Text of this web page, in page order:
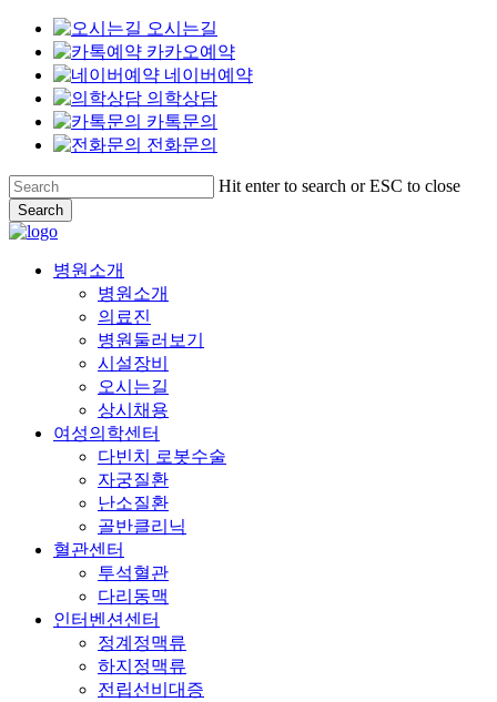
오시는길
카카오예약
네이버예약
의학상담
카톡문의
전화문의
Skip
to
main
content
Hit enter to search or ESC to close
Search
Close
Menu
병원소개
병원소개
의료진
병원둘러보기
시설장비
오시는길
상시채용
여성의학센터
다빈치 로봇수술
자궁질환
난소질환
골반클리닉
혈관센터
투석혈관
다리동맥
인터벤션센터
정계정맥류
하지정맥류
전립선비대증